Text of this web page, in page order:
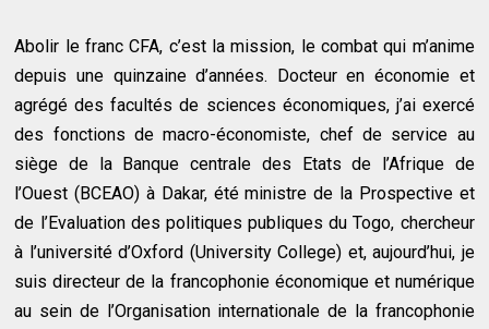
Abolir le franc CFA, c’est la mission, le combat qui m’anime
depuis une quinzaine d’années. Docteur en économie et
agrégé des facultés de sciences économiques, j’ai exercé
des fonctions de macro-économiste, chef de service au
siège de la Banque centrale des Etats de l’Afrique de
l’Ouest (BCEAO) à Dakar, été ministre de la Prospective et
de l’Evaluation des politiques publiques du Togo, chercheur
à l’université d’Oxford (University College) et, aujourd’hui, je
suis directeur de la francophonie économique et numérique
au sein de l’Organisation internationale de la francophonie